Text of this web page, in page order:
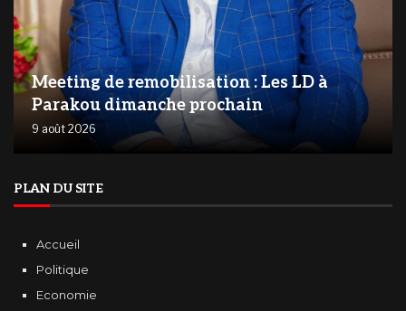
Meeting de remobilisation : Les LD à
Parakou dimanche prochain
9 août 2026
PLAN DU SITE
Accueil
Politique
Economie